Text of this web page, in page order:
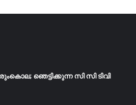
ഞെട്ടിക്കുന്ന സി സി ടിവി